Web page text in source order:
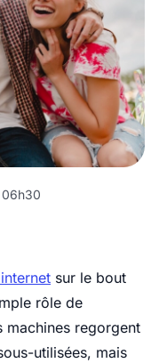
sur le bout
rôle de
machines regorgent
utilisées, mais